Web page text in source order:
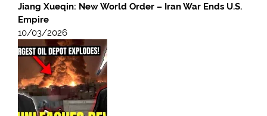
Jiang Xueqin: New World Order – Iran War Ends U.S.
Empire
10/03/2026